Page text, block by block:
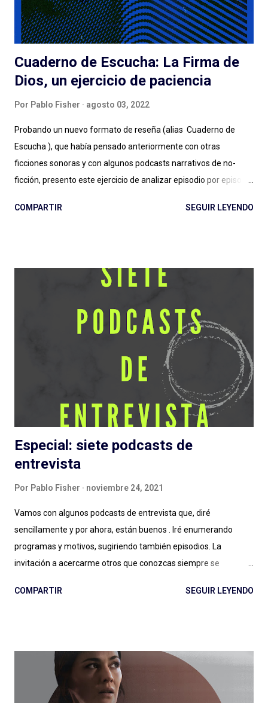
e...
Cuaderno de Escucha: La Firma de
Dios, un ejercicio de paciencia
Por Pablo Fisher agosto 03, 2022
Probando un nuevo formato de reseña (alias Cuaderno de
Escucha ), que había pensado anteriormente con otras
ficciones sonoras y con algunos podcasts narrativos de no-
ficción, presento este ejercicio de analizar episodio por episodio
grande de Podium Podcast para 2022 y el regreso al guión de
partes, recordando la recomendación de escuchar antes los
también para evitar spoilers que trataré (en lo posible) de no
cometer. Escuchar: Web , Spotify , otras . Episodio 1: La Plaga
Me chocó de entrada que sea otra serie de ficción sobre
pandemias . Siento que necesitamos un respiro (de la
pandemia en la vida, primero, y del tema en general) en cuanto
COMPARTIR SEGUIR LEYENDO
Especial: siete podcasts de
entrevista
Por Pablo Fisher noviembre 24, 2021
Vamos con algunos podcasts de entrevista que, diré
sencillamente y por ahora, están buenos . Iré enumerando
programas y motivos, sugiriendo también episodios. La
invitación a acercarme otros que conozcas siempre se
se puede llegar a un podcast por la persona entrevistada, por
entrevista con dos hosts que hablan mucho puede salir bien? Si
escuchan, si preguntan, hacen reír, hacen pensar y logran
meter en zona sillón a todas las personas que pasan por el
COMPARTIR SEGUIR LEYENDO